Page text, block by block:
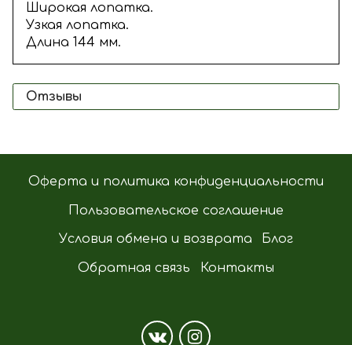
Широкая лопатка.
Узкая лопатка.
Длина 144 мм.
Отзывы
Оферта и политика конфиденциальности
Пользовательское соглашение
Условия обмена и возврата Блог
Обратная связь Контакты